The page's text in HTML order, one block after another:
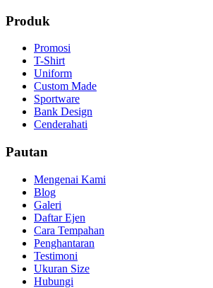
Produk
Promosi
T-Shirt
Uniform
Custom Made
Sportware
Bank Design
Cenderahati
Pautan
Mengenai Kami
Blog
Galeri
Daftar Ejen
Cara Tempahan
Penghantaran
Testimoni
Ukuran Size
Hubungi